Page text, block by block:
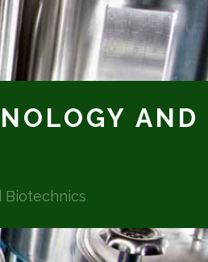
AND
Biotechnics